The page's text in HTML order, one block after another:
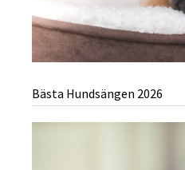
Bästa Hundsängen 2026